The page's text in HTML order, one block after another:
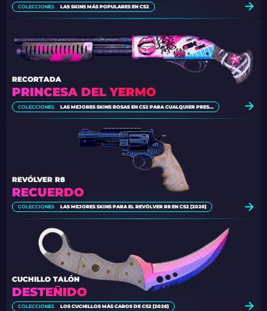
COLECCIONES LAS SKINS MÁS POPULARES EN CS2
PRINCESA DEL YERMO
RECORTADA
COLECCIONES LAS MEJORES SKINS ROSAS EN CS2 PARA CUALQUIER PRESUPUESTO [2026]
RECUERDO
REVÓLVER R8
COLECCIONES LAS MEJORES SKINS PARA EL REVÓLVER R8 EN CS2 [2026]
DESTEÑIDO
CUCHILLO TALÓN
COLECCIONES LOS CUCHILLOS MÁS CAROS DE CS2 [2026]